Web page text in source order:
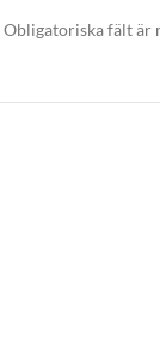
Obligatoriska fält är